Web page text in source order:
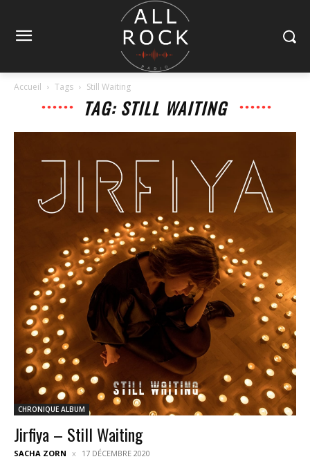
Accueil Tags Still Waiting
TAG: STILL WAITING
CHRONIQUE ALBUM
Jirfiya – Still Waiting
SACHA ZORN 17 DÉCEMBRE 2020